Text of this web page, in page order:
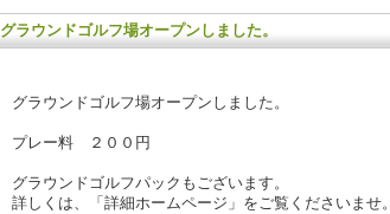
グラウンドゴルフ場オープンしました。
グラウンドゴルフ場オープンしました。
プレー料 ２００円
グラウンドゴルフパックもございます。
詳しくは、「詳細ホームページ」をご覧くださいませ。